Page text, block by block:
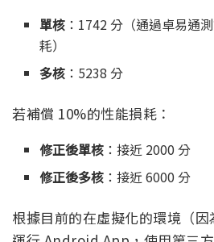
單核 ：1742 分（通過卓易通
耗）
多核 ：5238 分
若補償 10%的性能損耗：
修正後單核 ：接近 2000 分
修正後多核 ：接近 6000 分
根據目前的在虛擬化的環境（